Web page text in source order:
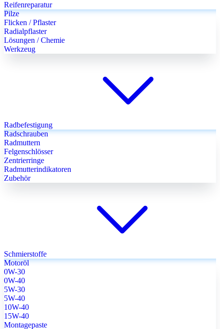
Reifenreparatur
Pilze
Flicken / Pflaster
Radialpflaster
Lösungen / Chemie
Werkzeug
Radbefestigung
Radschrauben
Radmuttern
Felgenschlösser
Zentrierringe
Radmutterindikatoren
Zubehör
Schmierstoffe
Motoröl
0W-30
0W-40
5W-30
5W-40
10W-40
15W-40
Montagepaste